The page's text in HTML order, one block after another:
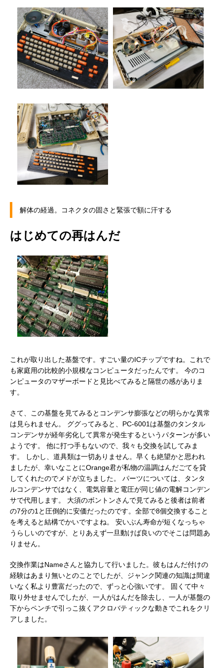
ねじ外し成功
解体経過1
解体経過3
解体の経過。コネクタの固さと緊張で額に汗する
はじめての再はんだ
圧巻のICチップ
これが取り出した基盤です。すごい量のICチップですね。これで
も家庭用の比較的小規模なコンピュータだったんです。 今のコ
ンピュータのマザーボードと見比べてみると隔世の感がありま
す。
さて、この基盤を見てみるとコンデンサ膨張などの明らかな異常
は見られません。 ググってみると、PC-6001は基盤のタンタル
コンデンサが経年劣化して異常が発生するというパターンが多い
ようです。 他に打つ手もないので、我々も交換を試してみま
す。 しかし、道具類は一切ありません。早くも絶望かと思われ
ましたが、幸いなことにOrange君が私物の温調はんだごてを貸
してくれたのでメドが立ちました。 パーツについては、タンタ
ルコンデンサではなく、電気容量と電圧が同じ値の電解コンデン
サで代用します。 大須のボントンさんで見てみると後者は前者
の7分の1と圧倒的に安価だったのです。全部で8個交換すること
を考えると結構でかいですよね。 安いぶん寿命が短くなっちゃ
うらしいのですが、とりあえず一旦動けば良いのでそこは問題あ
りません。
交換作業はNameさんと協力して行いました。彼もはんだ付けの
経験はあまり無いとのことでしたが、ジャンク関連の知識は間違
いなく私より豊富だったので、ずっと心強いです。 固くて中々
取り外せませんでしたが、一人がはんだを除去し、一人が基盤の
下からペンチで引っこ抜くアクロバティックな動きでこれをクリ
アしました。